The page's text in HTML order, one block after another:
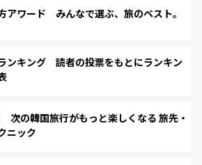
アワード みんなで選ぶ、旅のベスト。
ンキング 読者の投票をもとにランキン
の韓国旅行がもっと楽しくなる 旅先・
ニック